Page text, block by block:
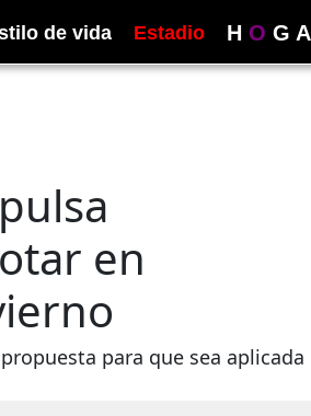
de vida Estadio H O G A
en
para que sea aplicada